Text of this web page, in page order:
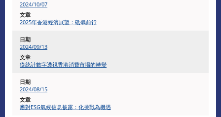
​2024/10/07
2025年香港經濟展望：砥礪前行
2024/09/13
從統計數字透視香港消費市場的轉變
2024/08/15
應對ESG氣候信息披露：化挑戰為機遇